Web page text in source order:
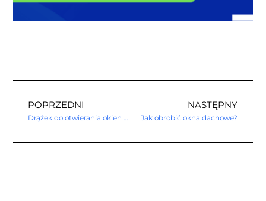
POPRZEDNI
Drążek do otwierania okien dachowych
NASTĘPNY
Jak obrobić okna dachowe?